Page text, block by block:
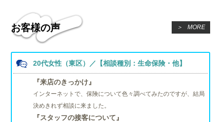
お客様の声 ＞ MORE
20代女性（東区）／【相談種別：生命保険・他】
『来店のきっかけ』
インターネットで、保険について色々調べてみたのですが、結局
決めきれず相談に来ました。
『スタッフの接客について』